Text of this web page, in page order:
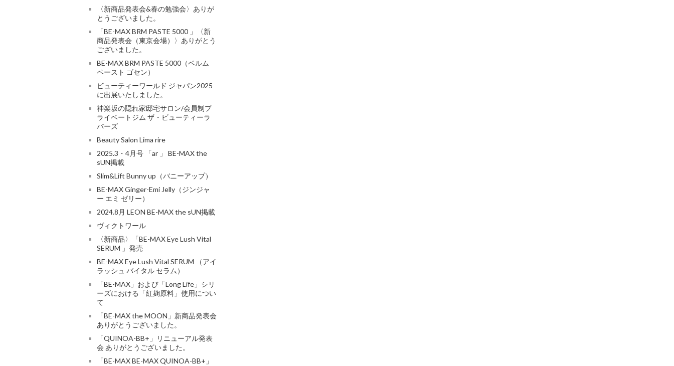
〈新商品発表会&春の勉強会〉ありが
とうございました。
「BE-MAX BRM PASTE 5000 」〈新
商品発表会（東京会場）〉ありがとう
ございました。
BE-MAX BRM PASTE 5000（ベルム
ペースト ゴセン）
ビューティーワールド ジャパン2025
に出展いたしました。
神楽坂の隠れ家邸宅サロン/会員制プ
ライベートジム ザ・ビューティーラ
バーズ
Beauty Salon Lima rire
2025.3・4月号 「ar 」 BE-MAX the
sUN掲載
Slim&Lift Bunny up（バニーアップ）
BE-MAX Ginger-Emi Jelly（ジンジャ
ー エミ ゼリー）
2024.8月 LEON BE-MAX the sUN掲載
ヴィクトワール
〈新商品〉「BE-MAX Eye Lush Vital
SERUM 」発売
BE-MAX Eye Lush Vital SERUM （アイ
ラッシュ バイタル セラム）
「BE-MAX」および「Long Life」シリ
ーズにおける「紅麹原料」使用につい
て
「BE-MAX the MOON」新商品発表会
ありがとうございました。
「QUINOA-BB+」リニューアル発表
会 ありがとうございました。
「BE-MAX BE-MAX QUINOA-BB+」